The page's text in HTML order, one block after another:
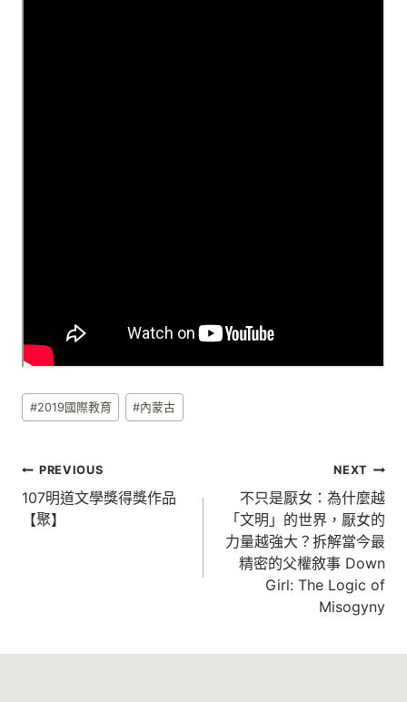
Post
Tags:
#2019國際教育 #內蒙古
文
章
導
PREVIOUS
107明道文學獎得獎作品
【聚】
NEXT
不只是厭女：為什麼越
「文明」的世界，厭女的
力量越強大？拆解當今最
精密的父權敘事 Down
Girl: The Logic of
Misogyny